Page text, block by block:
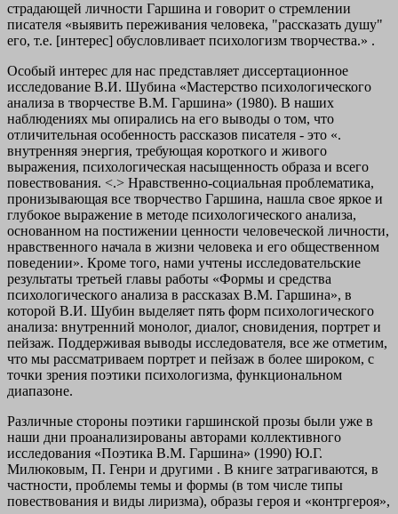
страдающей личности Гаршина и говорит о стремлении
писателя «выявить переживания человека, "рассказать душу"
его, т.е. [интерес] обусловливает психологизм творчества.» .
Особый интерес для нас представляет диссертационное
исследование В.И. Шубина «Мастерство психологического
анализа в творчестве В.М. Гаршина» (1980). В наших
наблюдениях мы опирались на его выводы о том, что
отличительная особенность рассказов писателя - это «.
внутренняя энергия, требующая короткого и живого
выражения, психологическая насыщенность образа и всего
повествования. <.> Нравственно-социальная проблематика,
пронизывающая все творчество Гаршина, нашла свое яркое и
глубокое выражение в методе психологического анализа,
основанном на постижении ценности человеческой личности,
нравственного начала в жизни человека и его общественном
поведении». Кроме того, нами учтены исследовательские
результаты третьей главы работы «Формы и средства
психологического анализа в рассказах В.М. Гаршина», в
которой В.И. Шубин выделяет пять форм психологического
анализа: внутренний монолог, диалог, сновидения, портрет и
пейзаж. Поддерживая выводы исследователя, все же отметим,
что мы рассматриваем портрет и пейзаж в более широком, с
точки зрения поэтики психологизма, функциональном
диапазоне.
Различные стороны поэтики гаршинской прозы были уже в
наши дни проанализированы авторами коллективного
исследования «Поэтика В.М. Гаршина» (1990) Ю.Г.
Милюковым, П. Генри и другими . В книге затрагиваются, в
частности, проблемы темы и формы (в том числе типы
повествования и виды лиризма), образы героя и «контргероя»,